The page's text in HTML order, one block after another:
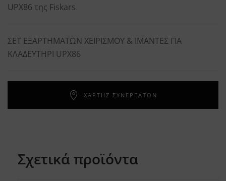
UPX86 της Fiskars
ΣΕΤ ΕΞΑΡΤΗΜΑΤΩΝ ΧΕΙΡΙΣΜΟΥ & ΙΜΑΝΤΕΣ ΓΙΑ
ΚΛΑΔΕΥΤΗΡΙ UPX86
ΧΑΡΤΗΣ ΣΥΝΕΡΓΑΤΩΝ
Σχετικά προϊόντα